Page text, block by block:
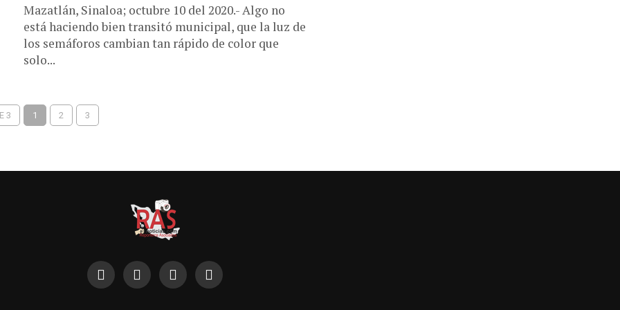
Mazatlán, Sinaloa; octubre 10 del 2020.- Algo no
está haciendo bien transitó municipal, que la luz de
los semáforos cambian tan rápido de color que
solo...
3 1 2 3